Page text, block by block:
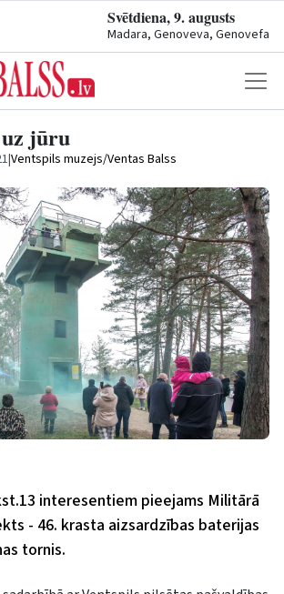
Svētdiena, 9. augusts
Madara, Genoveva, Genovefa
uz jūru
|Ventspils muzejs/Ventas Balss
interesentiem pieejams Militārā
- 46. krasta aizsardzības baterijas
tornis.